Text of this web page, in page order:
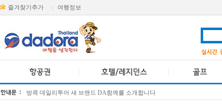
즐겨찾기추가 여행정보
방콕 데일리투어 새 브랜드 DA함께를 소개합니다